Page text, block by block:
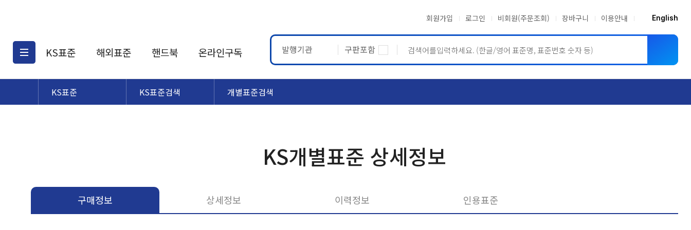
회원가입 로그인 비회원(주문조회) 장바구니 이용안내 English
KS표준
KS표준검색
해외표준
해외표준검색
핸드북 온라인구독 발행기관 구판포함
KS표준 KS표준검색 개별표준검색
KS개별표준 상세정보
구매정보 상세정보 이력정보 인용표준